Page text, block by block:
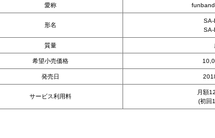
愛称
形名
SA-
SA-
質量
希望小売価格
発売日
サービス利用料
月額
(初回